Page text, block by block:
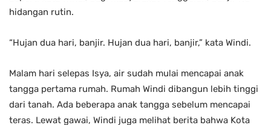
hidangan rutin.
“Hujan dua hari, banjir. Hujan dua hari, banjir,” kata Windi.
Malam hari selepas Isya, air sudah mulai mencapai anak
tangga pertama rumah. Rumah Windi dibangun lebih tinggi
dari tanah. Ada beberapa anak tangga sebelum mencapai
teras. Lewat gawai, Windi juga melihat berita bahwa Kota